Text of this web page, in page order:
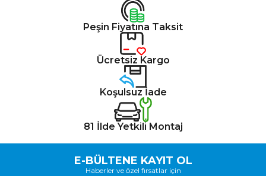
Peşin Fiyatına Taksit
Ücretsiz Kargo
Koşulsuz İade
81 İlde Yetkili Montaj
E-BÜLTENE KAYIT OL
Haberler ve özel fırsatlar için